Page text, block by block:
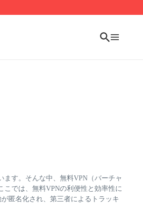
す。そんな中、無料VPN（バーチャ
こでは、無料VPNの利便性と効率性に
匿名化され、第三者によるトラッキ